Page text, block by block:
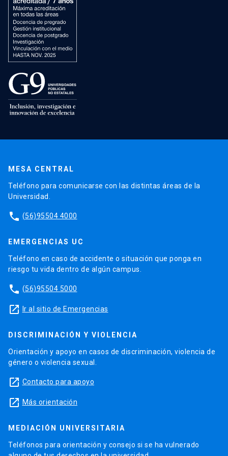
MESA CENTRAL
Teléfono para comunicarse con las distintas áreas de la
Universidad.
phone (56)95504 4000
EMERGENCIAS UC
Teléfono en caso de accidente o situación que ponga en
riesgo tu vida dentro de algún campus.
phone (56)95504 5000
launch Ir al sitio de Emergencias
DISCRIMINACIÓN Y VIOLENCIA
Orientación y apoyo en casos de discriminación, violencia de
género o violencia sexual.
launch Contacto para apoyo
launch Más orientación
MEDIACIÓN UNIVERSITARIA
Teléfonos para orientación y consejo si se ha vulnerado